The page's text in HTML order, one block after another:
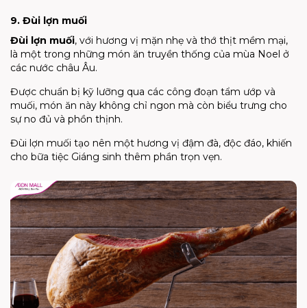
9. Đùi lợn muối
Đùi lợn muối, với hương vị mặn nhẹ và thớ thịt mềm mại,
là một trong những món ăn truyền thống của mùa Noel ở
các nước châu Âu.
Được chuẩn bị kỹ lưỡng qua các công đoạn tẩm ướp và
muối, món ăn này không chỉ ngon mà còn biểu trưng cho
sự no đủ và phồn thịnh.
Đùi lợn muối tạo nên một hương vị đậm đà, độc đáo, khiến
cho bữa tiệc Giáng sinh thêm phần trọn vẹn.